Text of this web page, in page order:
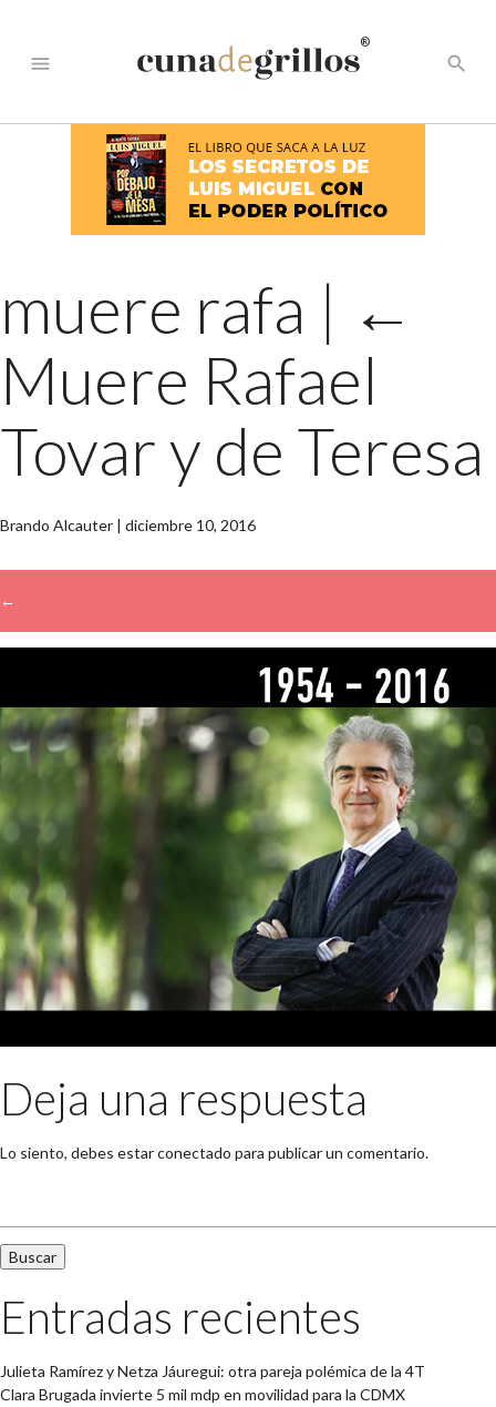
menu
®
search
muere rafa | ←
Muere Rafael
Tovar y de Teresa
Brando Alcauter | diciembre 10, 2016
←
Deja una respuesta
Lo siento, debes estarconectado para publicar un comentario.
Entradas recientes
Julieta Ramírez y Netza Jáuregui: otra pareja polémica de la 4T
Clara Brugada invierte 5 mil mdp en movilidad para la CDMX